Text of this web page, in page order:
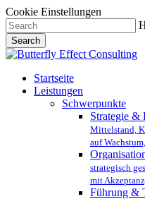
Cookie Einstellungen
Skip
to
main
content
Search
Close
Menu
Startseite
Leistungen
Schwerpunkte
Strategie &
Mittelstand,
auf
strategisch
mit
Führung &